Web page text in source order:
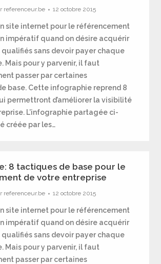
referenceur.be 12 octobre 2015
site internet pour le référencement
impératif quand on désire acquérir
sans devoir payer chaque
Mais pour y parvenir, il faut
passer par certaines
base. Cette infographie reprend 8
permettront d’améliorer la visibilité
L’infographie partagée ci-
créée par les…
8 tactiques de base pour le
de votre entreprise
referenceur.be 12 octobre 2015
site internet pour le référencement
impératif quand on désire acquérir
sans devoir payer chaque
Mais pour y parvenir, il faut
passer par certaines